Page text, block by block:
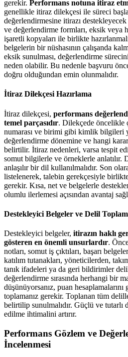
gerekir. Performans notuna itiraz
genellikle itiraz dilekçesi ile süreci
değerlendirmesine itirazı
ve değerlendirme formları, eksik veya
işaretli kopyaları ile birlikte
belgelerin bir nüshasının çalışanda
eksik sunulması, değerlendirme
neden olabilir. Bu nedenle başvuru
doğru olduğundan emin olunmalıdır.
İtiraz Dilekçesi Hazırlama
İtiraz dilekçesi, performans
temel parçasıdır. Dilekçede öncelikle
numarası ve birimi gibi kimlik bilgileri
değerlendirme dönemine ve hangi
belirtilir. İtiraz nedenleri, varsa tespit
somut bilgilerle ve örneklerle anlatılır.
anlaşılır bir dil kullanılmalıdır. Son
listelenerek, talebin gerekçesiyle
gerekir. Kısa, net ve belgelerle
olumlu ilerlemesi açısından avantaj
Destekleyici Belgeler ve Delil
Destekleyici belgeler, itirazın haklı
gösteren en önemli unsurlardır.
notları, somut iş çıktıları, başarı
katılım tutanakları, yöneticilerden,
tanık ifadeleri ya da geri bildirimler
değerlendirme sırasında herhangi bir
düşünüyorsanız, puan
toplamanız gerekir. Toplanan tüm
belirtilip sunulmalıdır. Güçlü ve tutarlı
edilme ihtimalini artırır.
Performans Gözlem ve
İncelenmesi